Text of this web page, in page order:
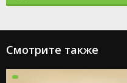
Смотрите также